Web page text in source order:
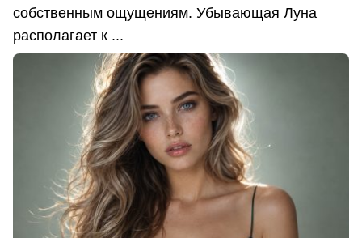
собственным ощущениям. Убывающая Луна
располагает к ...